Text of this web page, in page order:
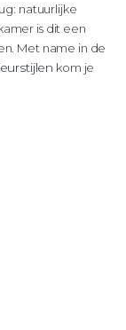
natuurlijke
is dit een
Met name in de
kom je